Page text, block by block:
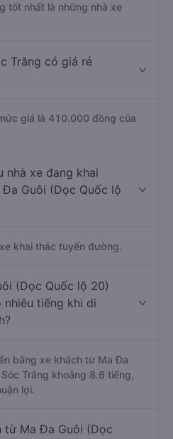
tốt nhất là những nhà xe
Trăng có giá rẻ
giá là 410.000 đồng của
nhà xe đang khai
Guôi (Dọc Quốc lộ
khai thác tuyến đường.
(Dọc Quốc lộ 20)
nhiêu tiếng khi di
bằng xe khách từ Ma Đa
Trăng khoảng 8.6 tiếng,
lợi.
từ Ma Đa Guôi (Dọc